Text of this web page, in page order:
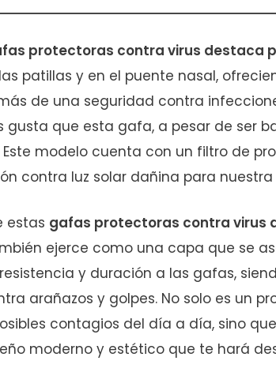
protectoras contra virus destaca
patillas y en el puente nasal,
de una seguridad contra
gusta que esta gafa, a pesar de ser
modelo cuenta con un filtro de
contra luz solar dañina para nuestra
estas gafas protectoras contra virus
ejerce como una capa que se
y duración a las gafas,
arañazos y golpes. No solo es un
contagios del día a día, sino
moderno y estético que te hará